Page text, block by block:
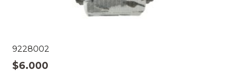
9228002
$6.000